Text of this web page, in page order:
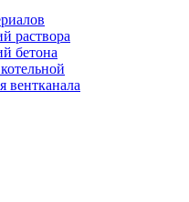
раствора
бетона
вентканала